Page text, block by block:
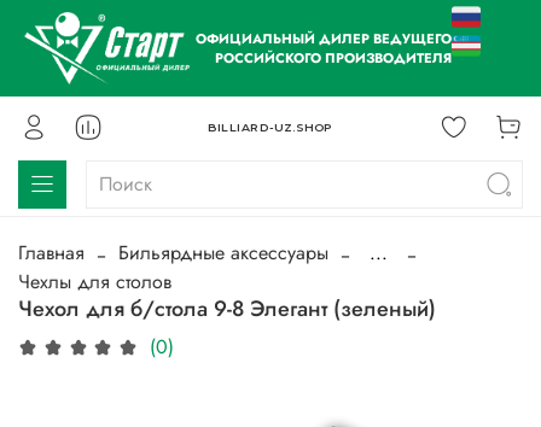
ОФИЦИАЛЬНЫЙ ДИЛЕР ВЕДУЩЕГО
РОССИЙСКОГО ПРОИЗВОДИТЕЛЯ
BILLIARD-UZ.SHOP
Главная Бильярдные аксессуары
...
Чехлы для столов
Чехол для б/стола 9-8 Элегант (зеленый)
(0)